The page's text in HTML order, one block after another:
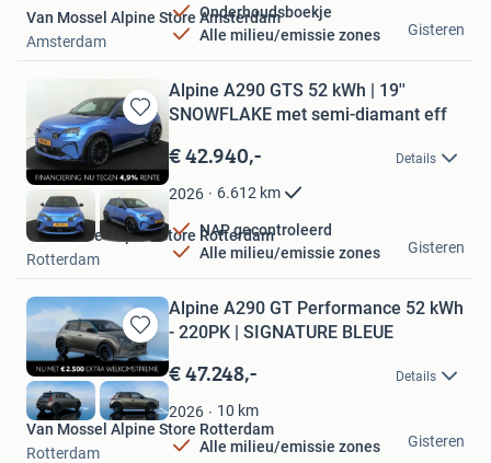
Onderhoudsboekje
Alle milieu/emissie zones
Van Mossel Alpine Store Amsterdam
Amsterdam
Gisteren
Bewaren
in
Mijn
Favorieten
Alpine A290 GTS 52 kWh | 19''
SNOWFLAKE met semi-diamant eff
€ 42.940,- Details
2026 6.612 km
NAP gecontroleerd
Alle milieu/emissie zones
Van Mossel Alpine Store Rotterdam
Rotterdam
Gisteren
Bewaren
in
Mijn
Favorieten
Alpine A290 GT Performance 52 kWh
- 220PK | SIGNATURE BLEUE
€ 47.248,- Details
2026 10 km
Alle milieu/emissie zones
Van Mossel Alpine Store Rotterdam
Rotterdam
Gisteren